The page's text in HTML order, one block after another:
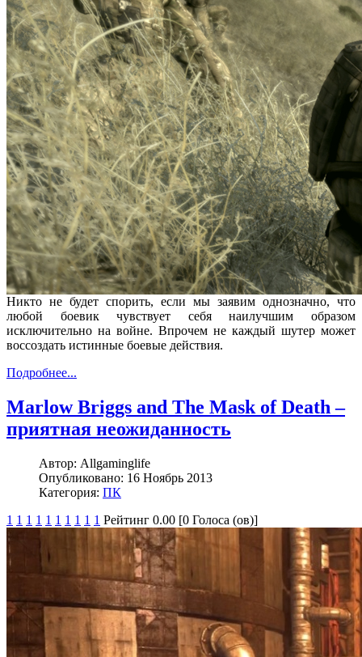
Никто не будет спорить, если мы заявим однозначно, что
любой боевик чувствует себя наилучшим образом
исключительно на войне. Впрочем не каждый шутер может
воссоздать истинные боевые действия.
Подробнее...
Marlow Briggs and The Mask of Death –
приятная неожиданность
Автор: Allgaminglife
Опубликовано: 16 Ноябрь 2013
Категория: ПК
1 1 1 1 1 1 1 1 1 1 Рейтинг 0.00 [0 Голоса (ов)]